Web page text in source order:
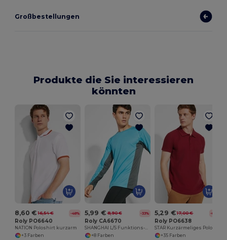
Großbestellungen
Produkte die Sie interessieren
könnten
8,60 € 16,54 € -48%
Roly PO6640
NATION Poloshirt kurzarm
+3 Farben
5,99 € 8,90 € -33%
Roly CA6670
SHANGHAI L/S Funktions-T-Shirt
+8 Farben
5,29 € 17,00 € -69%
Roly PO6638
+35 Farben